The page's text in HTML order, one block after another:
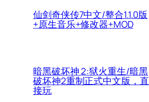
仙剑奇侠传7中文/整合1.1.0版
+原生音乐+修改器+MOD
暗黑破坏神 2:狱火重生/暗黑
破坏神2重制正式中文版，直
接玩